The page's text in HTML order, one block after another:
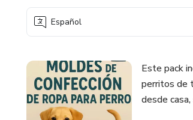
Español
Este pack
perritos de
desde